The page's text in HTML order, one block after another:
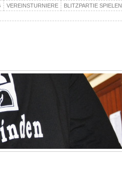
VEREINSTURNIERE BLITZPARTIE SPIELEN